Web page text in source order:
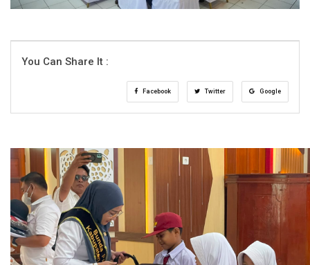
You Can Share It :
Facebook Twitter Google